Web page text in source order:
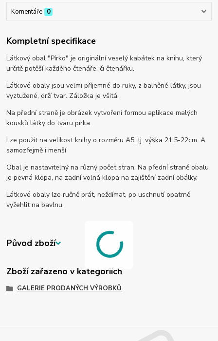
Komentáře 0
Kompletní specifikace
Látkový obal "Pírko" je originální veselý kabátek na knihu, který
určitě potěší každého čtenáře, či čtenářku.
Látkové obaly jsou velmi příjemné do ruky, z balněné látky, jsou
vyztužené, drží tvar. Záložka je všitá.
Na přední straně je obrázek vytvoření formou aplikace malých
kousků látky do tvaru pírka.
Lze použít na velikost knihy o rozměru A5, tj. výška 21,5-22cm. A
samozřejmě i menší
Obal je nastavitelný na různý počet stran. Na přední straně obalu
je pevná klopa, na zadní volná klopa na zajištění zadní obálky.
Látkové obaly lze ručně prát, neždímat, po uschnutí opatrně
vyžehlit na bavlnu.
Původ zboží
Zboží zařazeno v kategoriích
GALERIE PRODANÝCH VÝROBKŮ